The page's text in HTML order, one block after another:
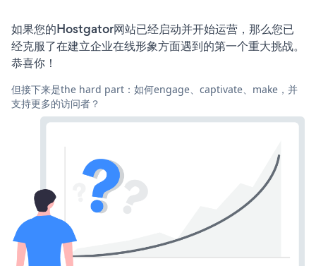
如果您的Hostgator网站已经启动并开始运营，那么您已
经克服了在建立企业在线形象方面遇到的第一个重大挑战。
恭喜你！
但接下来是the hard part：如何engage、captivate、make，并
支持更多的访问者？